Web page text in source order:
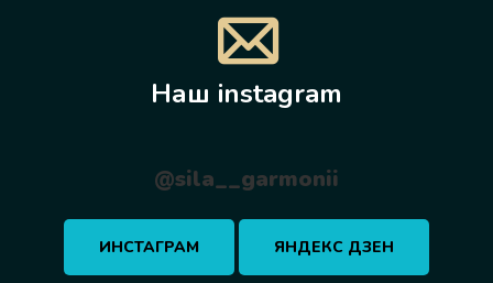
Наш instagram
@sila__garmonii
ИНСТАГРАМ ЯНДЕКС ДЗЕН